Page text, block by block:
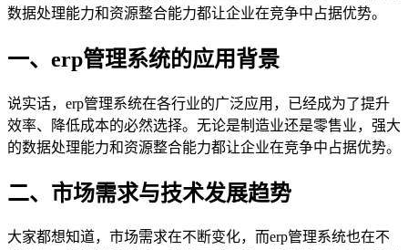
数据处理能力和资源整合能力都让企业在竞争中占据优势。
一、erp管理系统的应用背景
说实话，erp管理系统在各行业的广泛应用，已经成为了提升
效率、降低成本的必然选择。无论是制造业还是零售业，强大
的数据处理能力和资源整合能力都让企业在竞争中占据优势。
二、市场需求与技术发展趋势
大家都想知道，市场需求在不断变化，而erp管理系统也在不